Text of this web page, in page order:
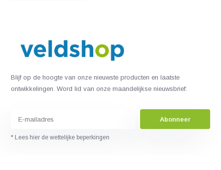
Blijf op de hoogte van onze nieuwste producten en laatste
ontwikkelingen. Word lid van onze maandelijkse nieuwsbrief:
Abonneer
* Lees hier de wettelijke beperkingen